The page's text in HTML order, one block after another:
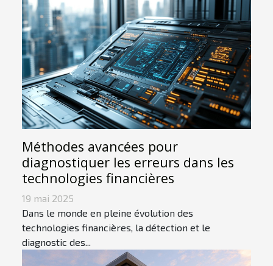
Méthodes avancées pour
diagnostiquer les erreurs dans les
technologies financières
19 mai 2025
Dans le monde en pleine évolution des
technologies financières, la détection et le
diagnostic des...